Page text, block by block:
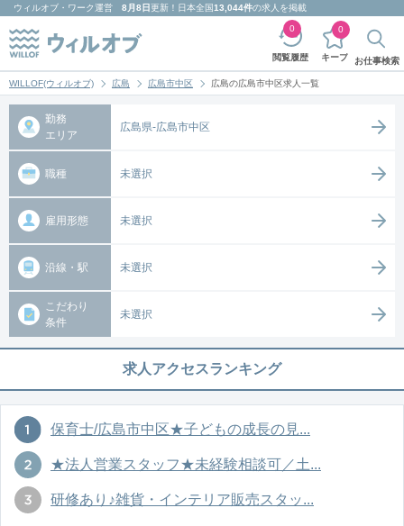
ウィルオブ・ワーク運営 8月8日更新！日本全国13,044件の求人を掲載
閲覧履歴
0
キープ
0
お仕事検索
WILLOF(ウィルオブ) 広島 広島市中区 広島の広島市中区求人一覧
勤務
エリア
広島県-広島市中区
職種 未選択
雇用形態 未選択
沿線・駅 未選択
こだわり
条件
未選択
求人アクセスランキング
保育士/広島市中区★子どもの成長の見...
★法人営業スタッフ★未経験相談可／土...
研修あり♪雑貨・インテリア販売スタッ...